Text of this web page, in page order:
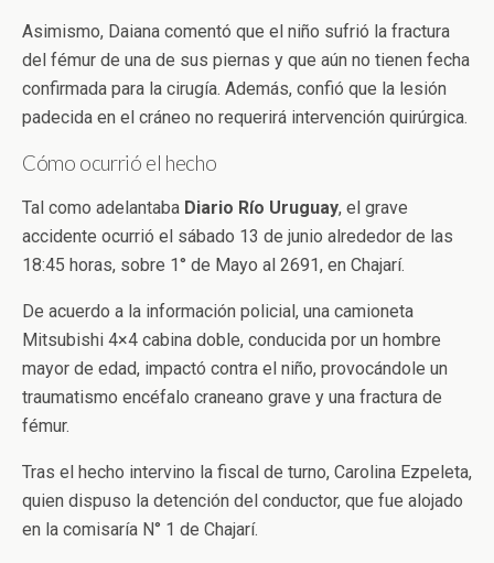
Asimismo, Daiana comentó que el niño sufrió la fractura
del fémur de una de sus piernas y que aún no tienen fecha
confirmada para la cirugía. Además, confió que la lesión
padecida en el cráneo no requerirá intervención quirúrgica.
Cómo ocurrió el hecho
Tal como adelantaba Diario Río Uruguay, el grave
accidente ocurrió el sábado 13 de junio alrededor de las
18:45 horas, sobre 1° de Mayo al 2691, en Chajarí.
De acuerdo a la información policial, una camioneta
Mitsubishi 4×4 cabina doble, conducida por un hombre
mayor de edad, impactó contra el niño, provocándole un
traumatismo encéfalo craneano grave y una fractura de
fémur.
Tras el hecho intervino la fiscal de turno, Carolina Ezpeleta,
quien dispuso la detención del conductor, que fue alojado
en la comisaría N° 1 de Chajarí.